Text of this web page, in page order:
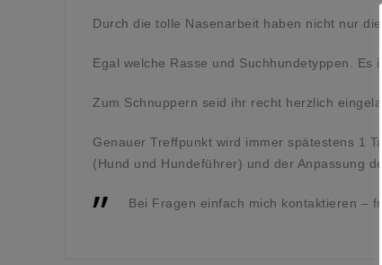
Durch die tolle Nasenarbeit haben nicht nur
Egal welche Rasse und Suchhundetyppen. Es
Zum Schnuppern seid ihr recht herzlich
Genauer Treffpunkt wird immer spätestens 1
(Hund und Hundeführer) und der Anpassung
Bei Fragen einfach mich kontaktieren –